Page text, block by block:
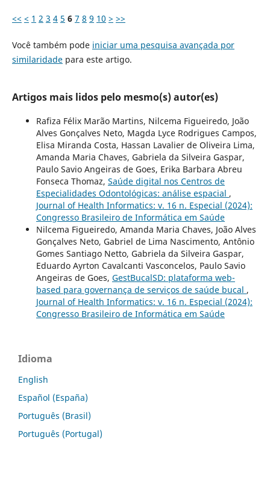
<< < 1 2 3 4 5 6 7 8 9 10 > >>
Você também pode iniciar uma pesquisa avançada por
similaridadepara este artigo.
Artigos mais lidos pelo mesmo(s) autor(es)
Rafiza Félix Marão Martins, Nilcema Figueiredo, João
Alves Gonçalves Neto, Magda Lyce Rodrigues Campos,
Elisa Miranda Costa, Hassan Lavalier de Oliveira Lima,
Amanda Maria Chaves, Gabriela da Silveira Gaspar,
Paulo Savio Angeiras de Goes, Erika Barbara Abreu
Fonseca Thomaz, Saúde digital nos Centros de
Especialidades Odontológicas: análise espacial ,
Journal of Health Informatics: v. 16 n. Especial (2024):
Congresso Brasileiro de Informática em Saúde
Nilcema Figueiredo, Amanda Maria Chaves, João Alves
Gonçalves Neto, Gabriel de Lima Nascimento, Antônio
Gomes Santiago Netto, Gabriela da Silveira Gaspar,
Eduardo Ayrton Cavalcanti Vasconcelos, Paulo Savio
Angeiras de Goes, GestBucalSD: plataforma web-
based para governança de serviços de saúde bucal ,
Journal of Health Informatics: v. 16 n. Especial (2024):
Congresso Brasileiro de Informática em Saúde
Idioma
English
Español (España)
Português (Brasil)
Português (Portugal)